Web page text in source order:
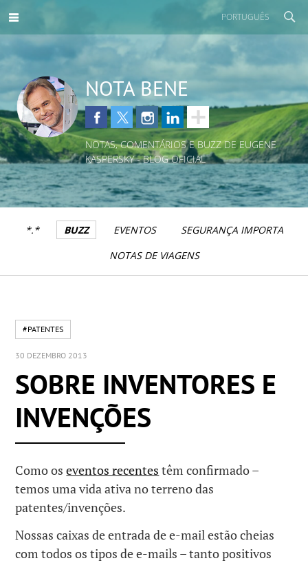
PORTUGUÊS
NOTA BENE
NOTAS, COMENTÁRIOS E BUZZ DE EUGENE
KASPERSKY - BLOG OFICIAL
*.* BUZZ EVENTOS
SEGURANÇA IMPORTA
NOTAS DE VIAGENS
#PATENTES
30 DEZEMBRO 2013
SOBRE INVENTORES E
INVENÇÕES
Como oseventos recentes têm confirmado –
temos uma vida ativa no terreno das
patentes/invenções.
Nossas caixas de entrada de e-mail estão cheias
com todos os tipos de e-mails – tanto positivos